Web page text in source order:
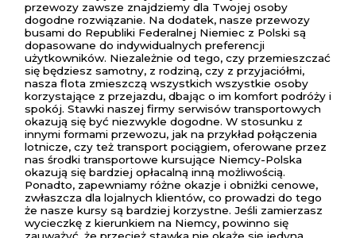
przewozy zawsze znajdziemy dla Twojej osoby
dogodne rozwiązanie. Na dodatek, nasze przewozy
busami do Republiki Federalnej Niemiec z Polski są
dopasowane do indywidualnych preferencji
użytkowników. Niezależnie od tego, czy przemieszczać
się będziesz samotny, z rodziną, czy z przyjaciółmi,
nasza flota zmieszczą wszystkich wszystkie osoby
korzystające z przejazdu, dbając o im komfort podróży i
spokój. Stawki naszej firmy serwisów transportowych
okazują się być niezwykle dogodne. W stosunku z
innymi formami przewozu, jak na przykład połączenia
lotnicze, czy też transport pociągiem, oferowane przez
nas środki transportowe kursujące Niemcy-Polska
okazują się bardziej opłacalną inną możliwością.
Ponadto, zapewniamy różne okazje i obniżki cenowe,
zwłaszcza dla lojalnych klientów, co prowadzi do tego
że nasze kursy są bardziej korzystne. Jeśli zamierzasz
wycieczkę z kierunkiem na Niemcy, powinno się